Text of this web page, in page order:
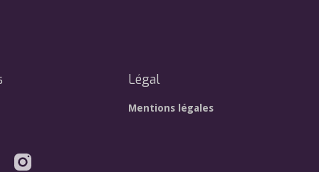
Légal
Mentions légales